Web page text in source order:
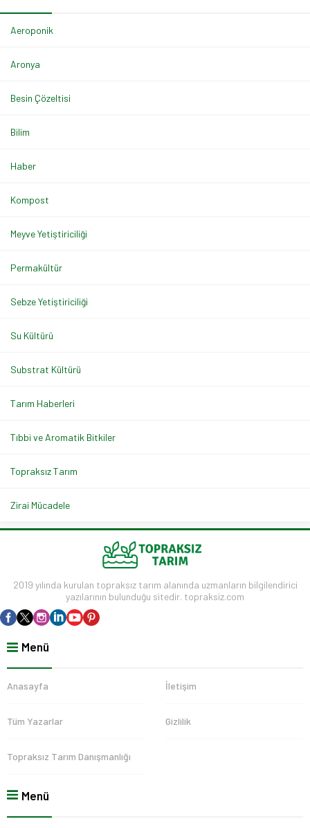
Aeroponik
Aronya
Besin Çözeltisi
Bilim
Haber
Kompost
Meyve Yetiştiriciliği
Permakültür
Sebze Yetiştiriciliği
Su Kültürü
Substrat Kültürü
Tarım Haberleri
Tıbbi ve Aromatik Bitkiler
Topraksız Tarım
Zirai Mücadele
2019 yılında kurulan topraksız tarım alanında uzmanların bilgilendirici
yazılarının bulunduğu sitedir. topraksiz.com
Menü
Anasayfa İletişim
Tüm Yazarlar Gizlilik
Topraksız Tarım Danışmanlığı
Menü